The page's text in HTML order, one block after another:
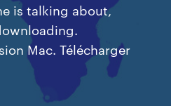
is talking about,
Mac. Télécharger